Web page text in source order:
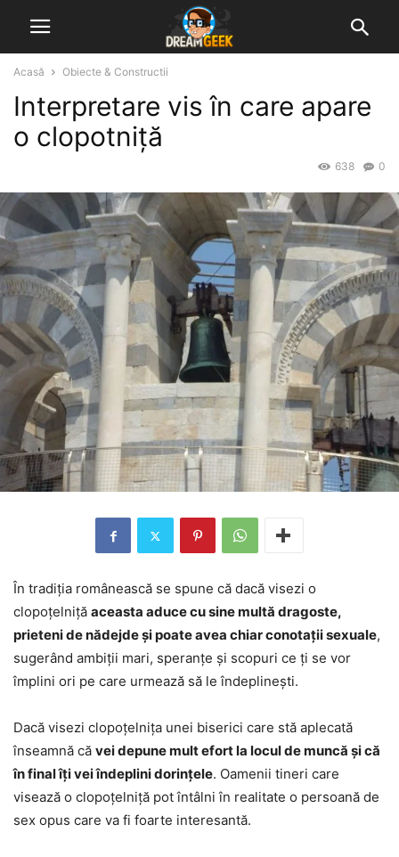
Acasă Obiecte & Constructii
Interpretare vis în care apare
o clopotniță
0
638
În tradiția românească se spune că dacă visezi o
clopoțelniță aceasta aduce cu sine multă dragoste,
prieteni de nădejde și poate avea chiar conotații sexuale,
sugerând ambiții mari, speranțe și scopuri ce ți se vor
împlini ori pe care urmează să le îndeplinești.
Dacă visezi clopoțelnița unei biserici care stă aplecată
înseamnă că vei depune mult efort la locul de muncă și că
în final îți vei îndeplini dorințele. Oamenii tineri care
visează o clopoțelniță pot întâlni în realitate o persoană de
sex opus care va fi foarte interesantă.